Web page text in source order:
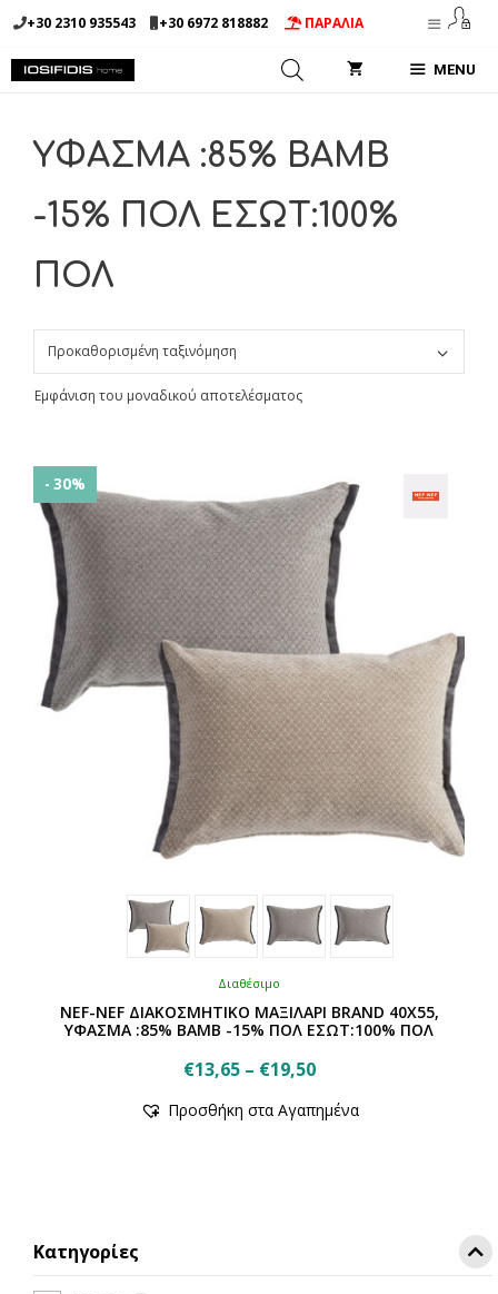
Μετάβαση
σε
περιεχόμενο
+30 2310 935543 +30 6972 818882 ΠΑΡΑΛΙΑ
MENU
ΥΦΑΣΜΑ :85% BAMB
-15% ΠΟΛ ΕΣΩΤ:100%
ΠΟΛ
Εμφάνιση του μοναδικού αποτελέσματος
- 30%
Διαθέσιμο
NEF-NEF ΔΙΑΚΟΣΜΗΤΙΚΟ ΜΑΞΙΛΑΡΙ BRAND 40X55,
ΥΦΑΣΜΑ :85% BAMB -15% ΠΟΛ ΕΣΩΤ:100% ΠΟΛ
€13,65 – €19,50Price
€13,65
το
μπορούν
Προσθήκη στα Αγαπημένα
Κατηγορίες